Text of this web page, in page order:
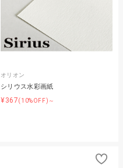
オリオン
シリウス水彩画紙
¥367(10%OFF)～